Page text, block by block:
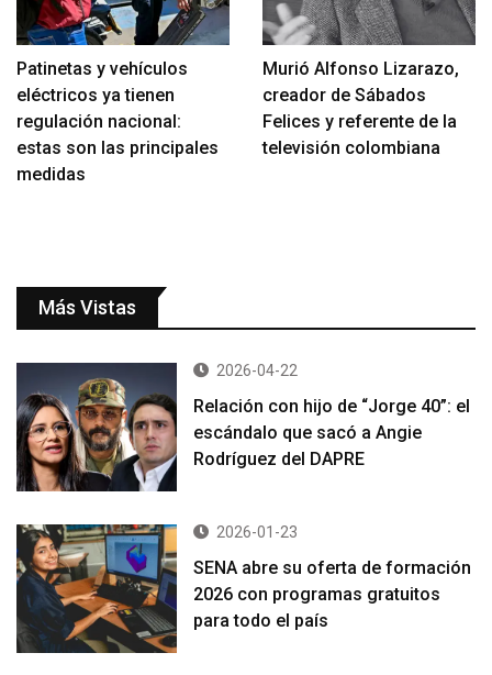
Patinetas y vehículos
eléctricos ya tienen
regulación nacional:
estas son las principales
medidas
Murió Alfonso Lizarazo,
creador de Sábados
Felices y referente de la
televisión colombiana
Más Vistas
2026-04-22
Relación con hijo de “Jorge 40”: el
escándalo que sacó a Angie
Rodríguez del DAPRE
2026-01-23
SENA abre su oferta de formación
2026 con programas gratuitos
para todo el país